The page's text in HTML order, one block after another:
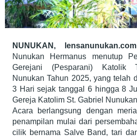
NUNUKAN, lensanunukan.com
Nunukan Hermanus menutup
Gerejani (Pesparani) Katolik
Nunukan Tahun 2025, yang telah
3 Hari sejak tanggal 6 hingga 8
Gereja Katolim St. Gabriel
Acara berlangsung dengan
penampilan mulai dari
cilik bernama Salve Band, tari